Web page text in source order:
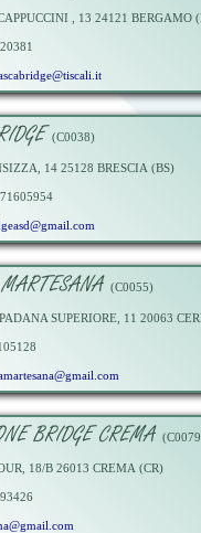
, 13 24121 BERGAMO
(C0038)
14 25128 BRESCIA (BS)
(C0055)
SUPERIORE, 11 20063
BRIDGE CREMA
18/B 26013 CREMA (CR)